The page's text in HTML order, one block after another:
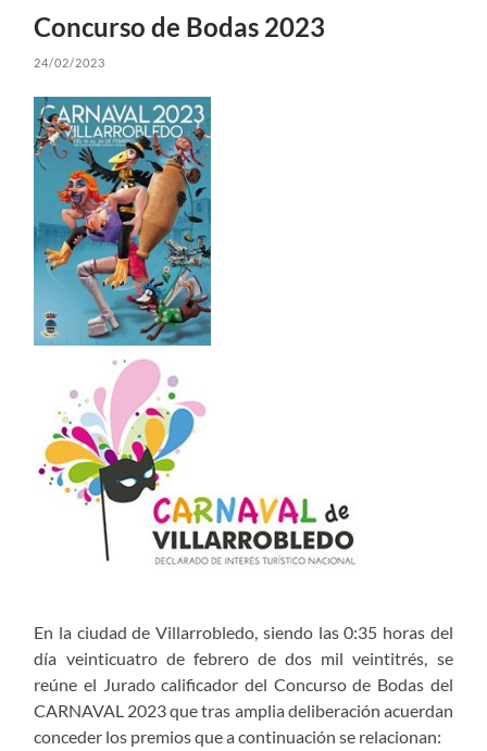
Concurso de Bodas 2023
24/02/2023
En la ciudad de Villarrobledo, siendo las 0:35 horas del
día veinticuatro de febrero de dos mil veintitrés, se
reúne el Jurado calificador del Concurso de Bodas del
CARNAVAL 2023 que tras amplia deliberación acuerdan
conceder los premios que a continuación se relacionan: